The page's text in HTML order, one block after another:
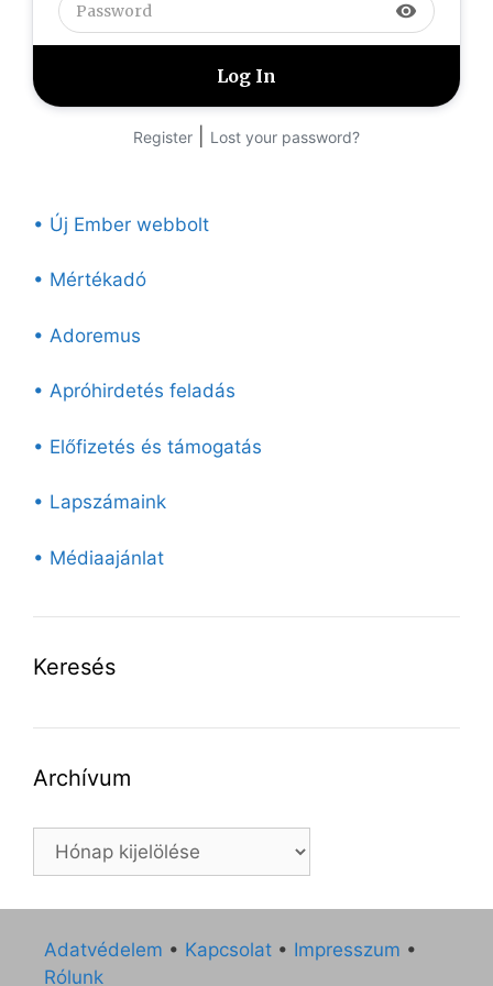
visibility
Register Lost your password?
• Új Ember webbolt
• Mértékadó
• Adoremus
• Apróhirdetés feladás
• Előfizetés és támogatás
• Lapszámaink
• Médiaajánlat
Keresés
Archívum
Archívum
Adatvédelem • Kapcsolat • Impresszum •
Rólunk